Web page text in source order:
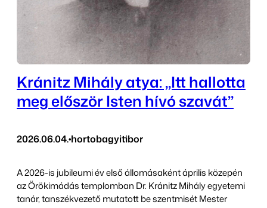
Kránitz Mihály atya: „Itt hallotta
meg először Isten hívó szavát”
2026.06.04.•hortobagyitibor
A 2026-is jubileumi év első állomásaként április közepén
az Örökimádás templomban Dr. Kránitz Mihály egyetemi
tanár, tanszékvezető mutatott be szentmisét Mester